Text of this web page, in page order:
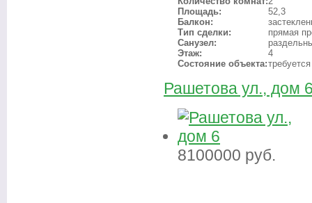
Площадь:
52,3
Балкон:
Тип сделки:
прямая
Санузел:
Этаж:
4
Состояние объекта:
Рашетова ул., дом
8100000 руб.